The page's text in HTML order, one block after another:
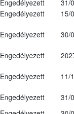
Engedélyezett
31/
Engedélyezett
15/
Engedélyezett 30/
Engedélyezett
Engedélyezett 11/
Engedélyezett
31/